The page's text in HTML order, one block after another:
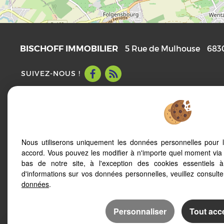
BISCHOFF IMMOBILIER 5 Rue de Mulhouse
SUIVEZ-NOUS !
Politique de protection des données
Afin de vous offrir un confort de lecture
Nous utiliserons uniquement les données personnelles
accord. Vous pouvez les modifier à n'importe quel moment
bas de notre site, à l'exception des cookies essentiels
d'informations sur vos données personnelles, veuillez
données.
Personnaliser Tout